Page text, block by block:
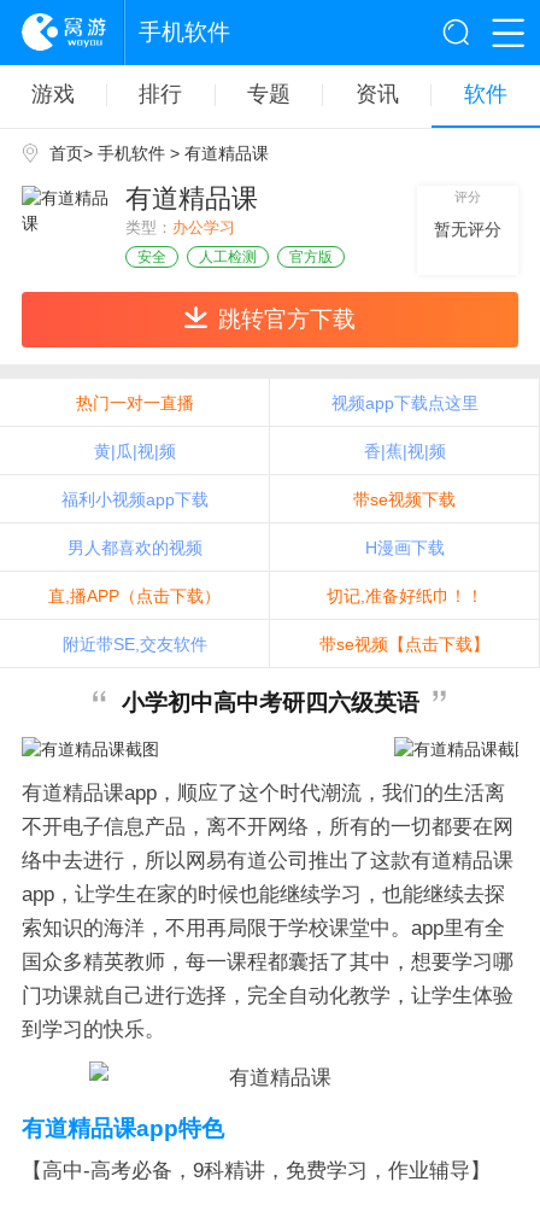
手机软件
游戏 排行 专题 资讯 软件
首页> 手机软件> 有道精品课
有道精品课
类型： 办公学习
安全 人工检测 官方版
评分
暂无评分
跳转官方下载
热门一对一直播 视频app下载点这里
黄|瓜|视|频 香|蕉|视|频
福利小视频app下载 带se视频下载
男人都喜欢的视频 H漫画下载
直,播APP（点击下载） 切记,准备好纸巾！！
附近带SE,交友软件 带se视频【点击下载】
小学初中高中考研四六级英语
有道精品课app，顺应了这个时代潮流，我们的生活离
不开电子信息产品，离不开网络，所有的一切都要在网
络中去进行，所以网易有道公司推出了这款有道精品课
app，让学生在家的时候也能继续学习，也能继续去探
索知识的海洋，不用再局限于学校课堂中。app里有全
国众多精英教师，每一课程都囊括了其中，想要学习哪
门功课就自己进行选择，完全自动化教学，让学生体验
到学习的快乐。
有道精品课app特色
【高中-高考必备，9科精讲，免费学习，作业辅导】